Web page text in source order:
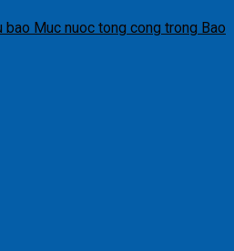
Muc nuoc tong cong trong Bao